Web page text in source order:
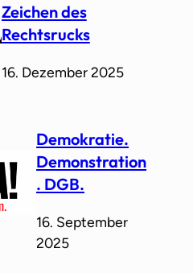
Zeichen des
Rechtsrucks⁩
16. Dezember 2025
Demokratie.
Demonstration
. DGB.
16. September
2025